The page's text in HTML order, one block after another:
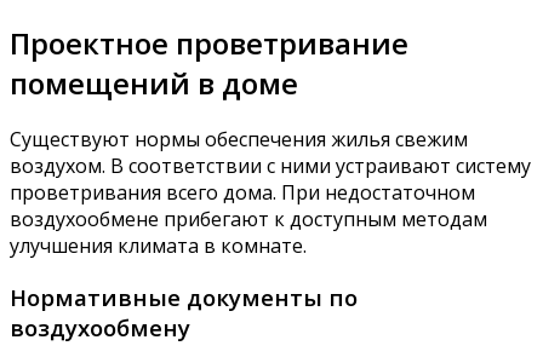
Проектное проветривание
помещений в доме
Существуют нормы обеспечения жилья свежим
воздухом. В соответствии с ними устраивают систему
проветривания всего дома. При недостаточном
воздухообмене прибегают к доступным методам
улучшения климата в комнате.
Нормативные документы по
воздухообмену